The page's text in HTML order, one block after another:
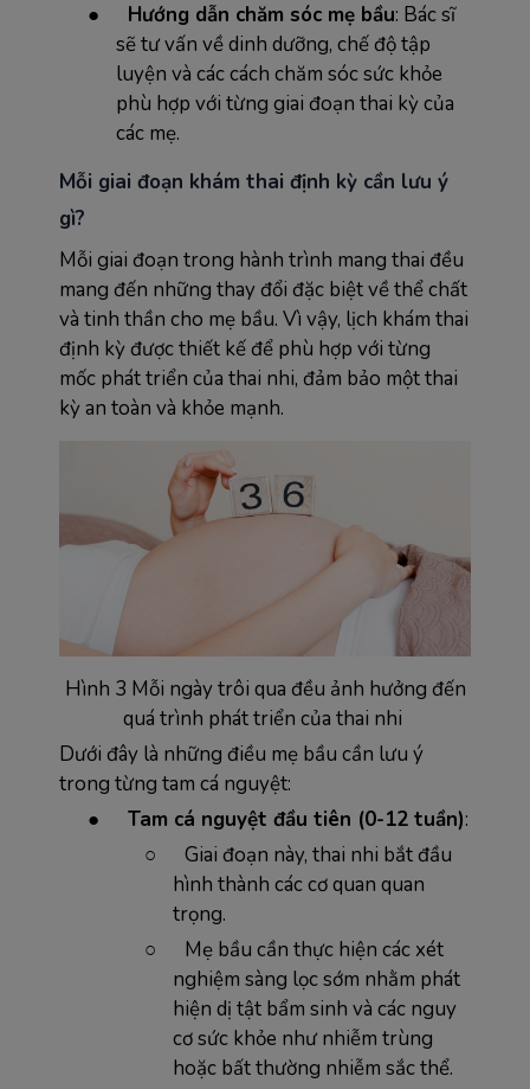
●
Hướng dẫn chăm sóc mẹ bầu: Bác sĩ
sẽ tư vấn về dinh dưỡng, chế độ tập
luyện và các cách chăm sóc sức khỏe
phù hợp với từng giai đoạn thai kỳ của
các mẹ.
Mỗi giai đoạn khám thai định kỳ cần lưu ý
gì?
Mỗi giai đoạn trong hành trình mang thai đều
mang đến những thay đổi đặc biệt về thể chất
và tinh thần cho mẹ bầu. Vì vậy, lịch khám thai
định kỳ được thiết kế để phù hợp với từng
mốc phát triển của thai nhi, đảm bảo một thai
kỳ an toàn và khỏe mạnh.
Hình 3 Mỗi ngày trôi qua đều ảnh hưởng đến
quá trình phát triển của thai nhi
Dưới đây là những điều mẹ bầu cần lưu ý
trong từng tam cá nguyệt:
●
Tam cá nguyệt đầu tiên (0-12 tuần):
○
Giai đoạn này, thai nhi bắt đầu
hình thành các cơ quan quan
trọng.
○
Mẹ bầu cần thực hiện các xét
nghiệm sàng lọc sớm nhằm phát
hiện dị tật bẩm sinh và các nguy
cơ sức khỏe như nhiễm trùng
hoặc bất thường nhiễm sắc thể.